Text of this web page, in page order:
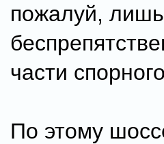
пожалуй,
части
По этому